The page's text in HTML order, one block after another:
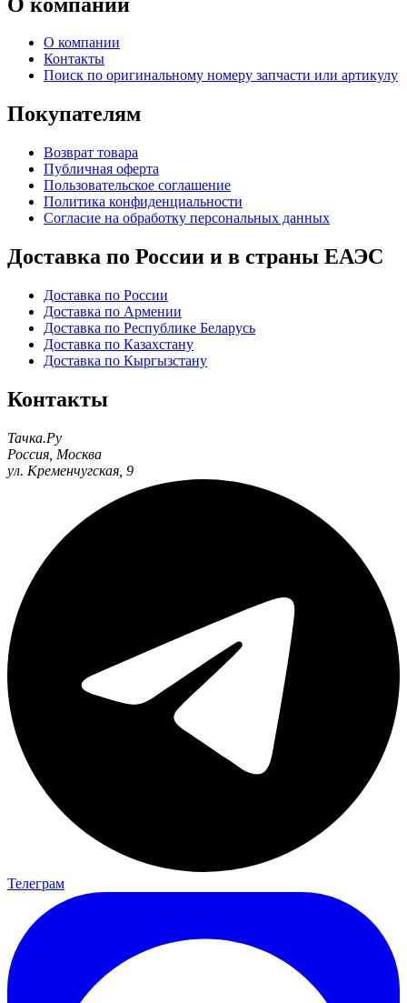
О компании
Контакты
Поиск по оригинальному номеру запчасти или артикулу
Покупателям
Возврат товара
Публичная оферта
Пользовательское соглашение
Политика конфиденциальности
Согласие на обработку персональных данных
Доставка по России и в страны ЕАЭС
Доставка по России
Доставка по Армении
Доставка по Республике Беларусь
Доставка по Казахстану
Доставка по Кыргызстану
Контакты
Тачка.Ру
Россия Москва
ул. Кременчугская, 9
Телеграм